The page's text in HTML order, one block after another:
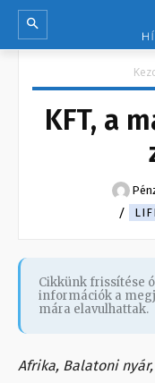
KFT, a
Cikkünk frissítése
információk a
mára elavulhattak.
Afrika, Balatoni